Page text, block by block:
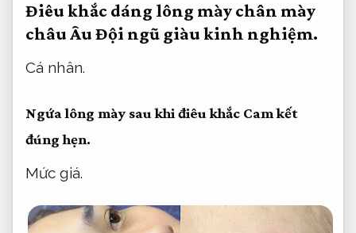
Điêu khắc dáng lông mày chân mày
châu Âu Đội ngũ giàu kinh nghiệm.
Cá nhân.
Ngứa lông mày sau khi điêu khắc Cam kết
đúng hẹn.
Mức giá.